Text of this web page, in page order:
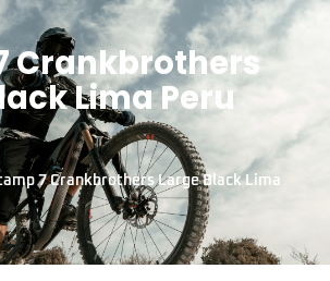
Crankbrothers
Lima Peru
7 Crankbrothers Large Black Lima